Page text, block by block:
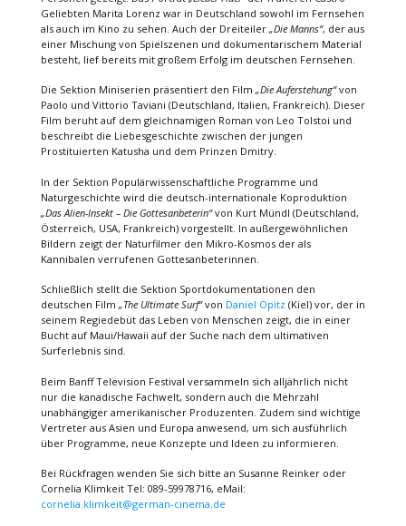
Geliebten Marita Lorenz war in Deutschland sowohl im Fernsehen
als auch im Kino zu sehen. Auch der Dreiteiler „Die Manns“, der aus
einer Mischung von Spielszenen und dokumentarischem Material
besteht, lief bereits mit großem Erfolg im deutschen Fernsehen.
Die Sektion Miniserien präsentiert den Film „Die Auferstehung“von
Paolo und Vittorio Taviani (Deutschland, Italien, Frankreich). Dieser
Film beruht auf dem gleichnamigen Roman von Leo Tolstoi und
beschreibt die Liebesgeschichte zwischen der jungen
Prostituierten Katusha und dem Prinzen Dmitry.
In der Sektion Populärwissenschaftliche Programme und
Naturgeschichte wird die deutsch-internationale Koproduktion
„Das Alien-Insekt – Die Gottesanbeterin“von Kurt Mündl (Deutschland,
Österreich, USA, Frankreich) vorgestellt. In außergewöhnlichen
Bildern zeigt der Naturfilmer den Mikro-Kosmos der als
Kannibalen verrufenen Gottesanbeterinnen.
Schließlich stellt die Sektion Sportdokumentationen den
deutschen Film „The Ultimate Surf“von Daniel Opitz (Kiel) vor, der in
seinem Regiedebüt das Leben von Menschen zeigt, die in einer
Bucht auf Maui/Hawaii auf der Suche nach dem ultimativen
Surferlebnis sind.
Beim Banff Television Festival versammeln sich alljährlich nicht
nur die kanadische Fachwelt, sondern auch die Mehrzahl
unabhängiger amerikanischer Produzenten. Zudem sind wichtige
Vertreter aus Asien und Europa anwesend, um sich ausführlich
über Programme, neue Konzepte und Ideen zu informieren.
Bei Rückfragen wenden Sie sich bitte an Susanne Reinker oder
Cornelia Klimkeit Tel: 089-59978716, eMail:
cornelia.klimkeit@german-cinema.de